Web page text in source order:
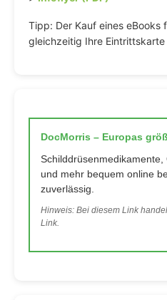
Tipp: Der Kauf eines eBooks
gleichzeitig Ihre
DocMorris – Europas
und mehr bequem online
zuverlässig.
Hinweis: Bei diesem Link
Link.